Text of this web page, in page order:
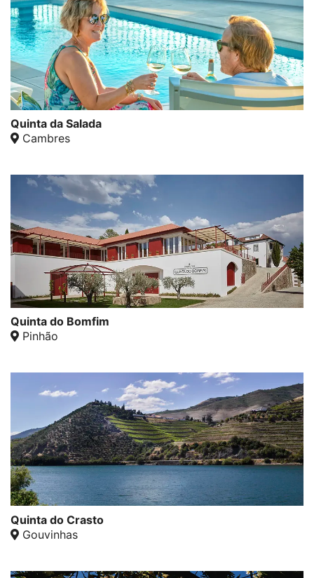
Quinta da Salada
Cambres
Quinta do Bomfim
Pinhão
Quinta do Crasto
Gouvinhas